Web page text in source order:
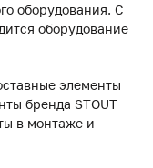
оборудования. С
оборудование
элементы
бренда STOUT
в монтаже и